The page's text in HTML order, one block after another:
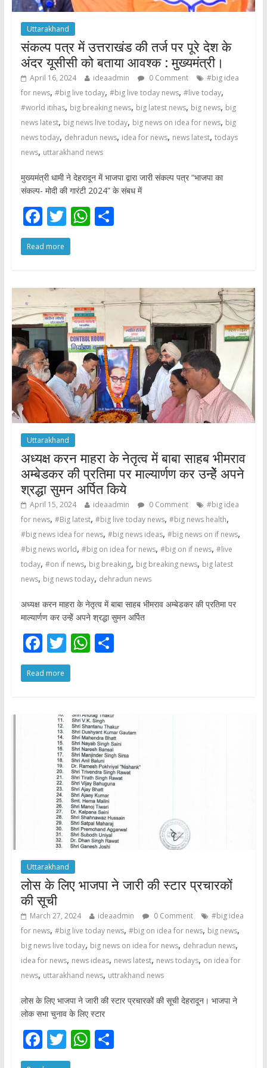
Uttarakhand
संकल्प पत्र में उत्तराखंड की तर्ज पर पूरे देश के
अंदर यूसीसी को बताया आवश्क : मुख्यमंत्री।
April 16, 2024 ideaadmin 0 Comment
#big idea
for news, #big live today, #big live today news, #live today,
#world itihas, big breaking news, big latest news, big news, big
news latest, big news live today, big news on idea for news, big
news today, dehradun news, idea for news, news latest, todays
news, uttarakhand news
मुख्यमंत्री धामी ने देहरादून में भाजपा द्वारा जारी संकल्प पत्र “भाजपा का
संकल्प- मोदी की गारंटी 2024” के संबध में
F
ac
e
o
o
k
T
w
itt
W
A
p
p
S
Read more
Uttarakhand
अध्यक्ष करन माहरा के नेतृत्व में बाबा साहब भीमराव
अम्बेडकर की प्रतिमा पर माल्यार्णण कर उन्हेें अपने
श्रद्धा सुमन अर्पित किये
April 15, 2024 ideaadmin 0 Comment
#big idea
for news, #Big latest, #big live today news, #big news health,
#big news idea for news, #big news ideas, #big news on if news,
#big news world, #big on idea for news, #big on if news, #live
today, #on if news, big breaking, big breaking news, big latest
news, big news today, dehradun news
अध्यक्ष करन माहरा के नेतृत्व में बाबा साहब भीमराव अम्बेडकर की प्रतिमा पर
माल्यार्णण कर उन्हेें अपने श्रद्धा सुमन अर्पित
F
ac
e
T
w
itt
W
A
p
p
S
Read more
Uttarakhand
लोस के लिए भाजपा ने जारी की स्टार प्रचारकों
की सूची
March 27, 2024 ideaadmin 0 Comment
#big idea
for news, #big live today news, #big on idea for news, big news,
big news live today, big news on idea for news, dehradun news,
idea for news, news ideas, news latest, news todays, on idea for
news, uttarakhand news, uttrakhand news
लोस के लिए भाजपा ने जारी की स्टार प्रचारकों की सूची देहरादून। भाजपा ने
लोक सभा चुनाव के लिए स्टार
F
ac
T
w
W S